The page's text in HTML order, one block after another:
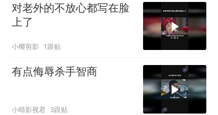
对老外的不放心都写在脸
上了
小椰剪影 1跟贴
有点侮辱杀手智商
小晴影视君 3跟贴